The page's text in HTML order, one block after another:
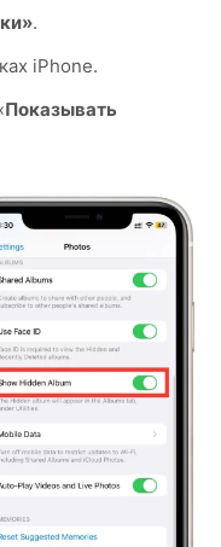
.
iPhone.
Показывать